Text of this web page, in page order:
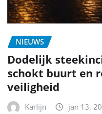
NIEUWS
Dodelijk
schokt buurt en
veiligheid
Karlijn jan 13,